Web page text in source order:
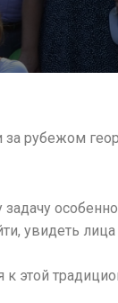
рубежом
задачу
увидеть лица
этой